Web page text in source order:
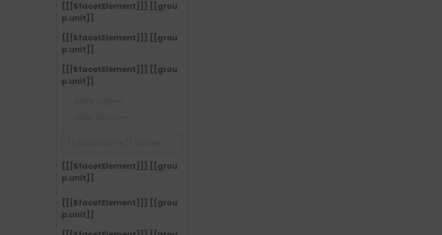
[[{$facetElement}]] [[grou
p.unit]]
[[{$facetElement}]] [[grou
p.unit]]
[[{$facetElement}]] [[grou
p.unit]]
[[{$facetElement}]] [[grou
p.unit]]
[[{$facetElement}]] [[grou
p.unit]]